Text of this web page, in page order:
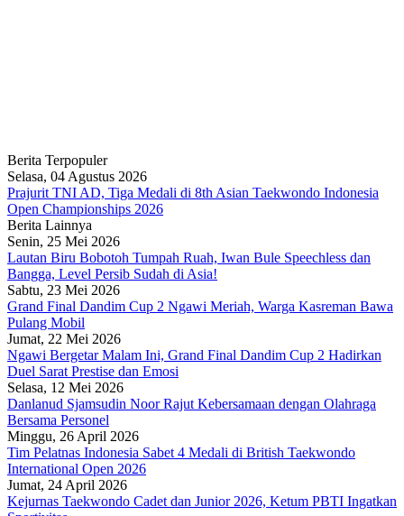
Berita Terpopuler
Selasa, 04 Agustus 2026
Prajurit TNI AD, Tiga Medali di 8th Asian Taekwondo Indonesia
Open Championships 2026
Berita Lainnya
Senin, 25 Mei 2026
Lautan Biru Bobotoh Tumpah Ruah, Iwan Bule Speechless dan
Bangga, Level Persib Sudah di Asia!
Sabtu, 23 Mei 2026
Grand Final Dandim Cup 2 Ngawi Meriah, Warga Kasreman Bawa
Pulang Mobil
Jumat, 22 Mei 2026
Ngawi Bergetar Malam Ini, Grand Final Dandim Cup 2 Hadirkan
Duel Sarat Prestise dan Emosi
Selasa, 12 Mei 2026
Danlanud Sjamsudin Noor Rajut Kebersamaan dengan Olahraga
Bersama Personel
Minggu, 26 April 2026
Tim Pelatnas Indonesia Sabet 4 Medali di British Taekwondo
International Open 2026
Jumat, 24 April 2026
Kejurnas Taekwondo Cadet dan Junior 2026, Ketum PBTI Ingatkan